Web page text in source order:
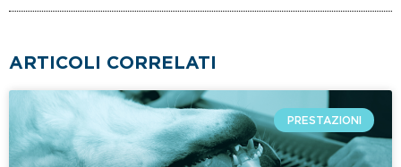
ARTICOLI CORRELATI
PRESTAZIONI